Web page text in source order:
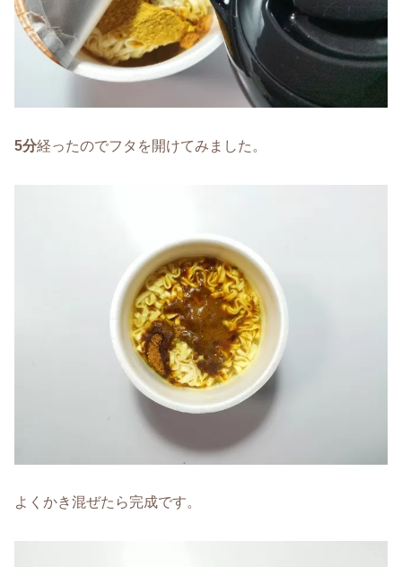
5分経ったのでフタを開けてみました。
よくかき混ぜたら完成です。